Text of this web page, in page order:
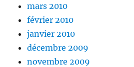
mars 2010
février 2010
janvier 2010
décembre 2009
novembre 2009